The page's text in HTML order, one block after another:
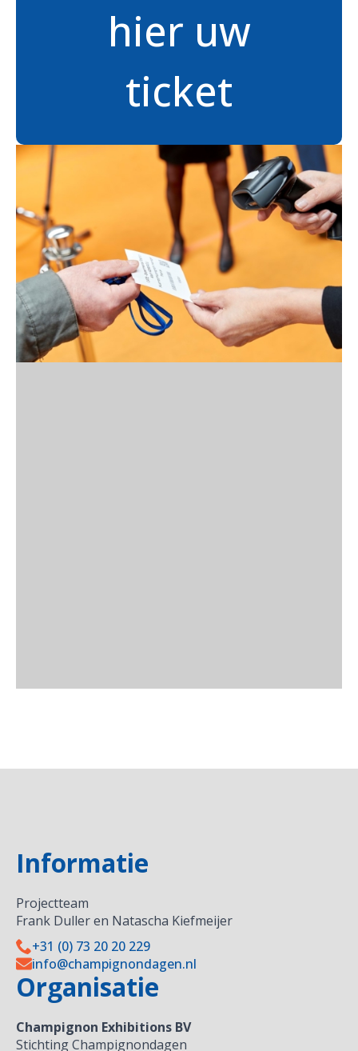
hier uw
ticket
Informatie
Projectteam
Frank Duller en Natascha Kiefmeijer
+31 (0) 73 20 20 229
info@champignondagen.nl
Organisatie
Champignon Exhibitions BV
Stichting Champignondagen